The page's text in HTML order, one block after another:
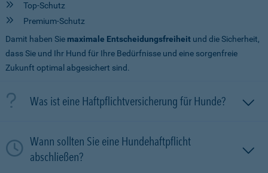
Top-Schutz
Premium-Schutz
Damit haben Sie maximale Entscheidungsfreiheit und die Sicherheit,
dass Sie und Ihr Hund für Ihre Bedürfnisse und eine sorgenfreie
Zukunft optimal abgesichert sind.
Was ist eine Haftpflichtversicherung für Hunde?
Wann sollten Sie eine Hundehaftpflicht
abschließen?